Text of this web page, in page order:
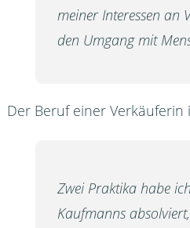
meiner Interessen an
den Umgang mit
Der Beruf einer Verkäuferin
Zwei Praktika habe
Kaufmanns